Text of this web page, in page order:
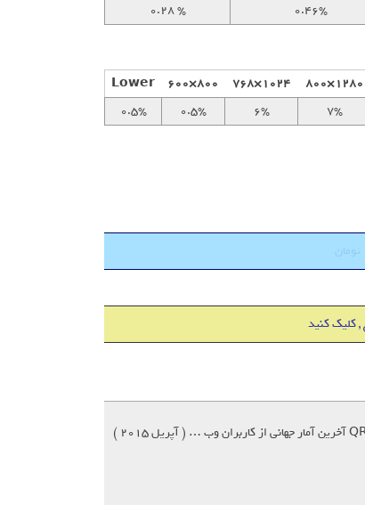
0.46%
0.28 %
1280×800
1024×768
800×600
Lower
7%
6%
0.5%
0.5%
کلیک کنید